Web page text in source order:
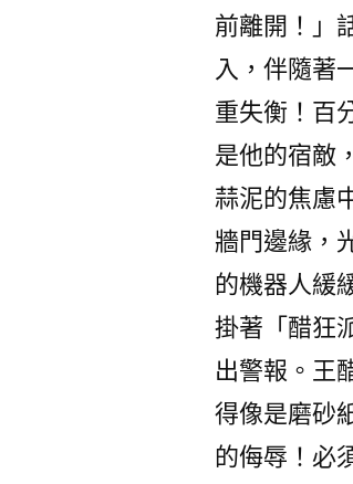
前離開！」
入，伴隨著
重失衡！百
是他的宿敵
蒜泥的焦慮
牆門邊緣，
的機器人緩
掛著「醋狂
出警報。王
得像是磨砂
的侮辱！必